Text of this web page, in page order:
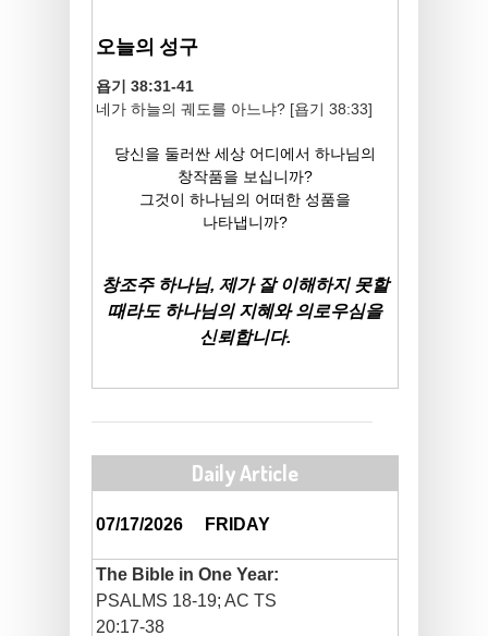
오늘의 성구
욥기 38:31-41
네가 하늘의 궤도를 아느냐? [욥기 38:33]
당신을 둘러싼 세상 어디에서 하나님의
창작품을 보십니까?
그것이 하나님의 어떠한 성품을
나타냅니까?
창조주 하나님, 제가 잘 이해하지 못할
때라도 하나님의 지혜와 의로우심을
신뢰합니다.
Daily Article
07/17/2026FRIDAY
The Bible in One Year:
PSALMS 18-19; AC TS
20:17-38